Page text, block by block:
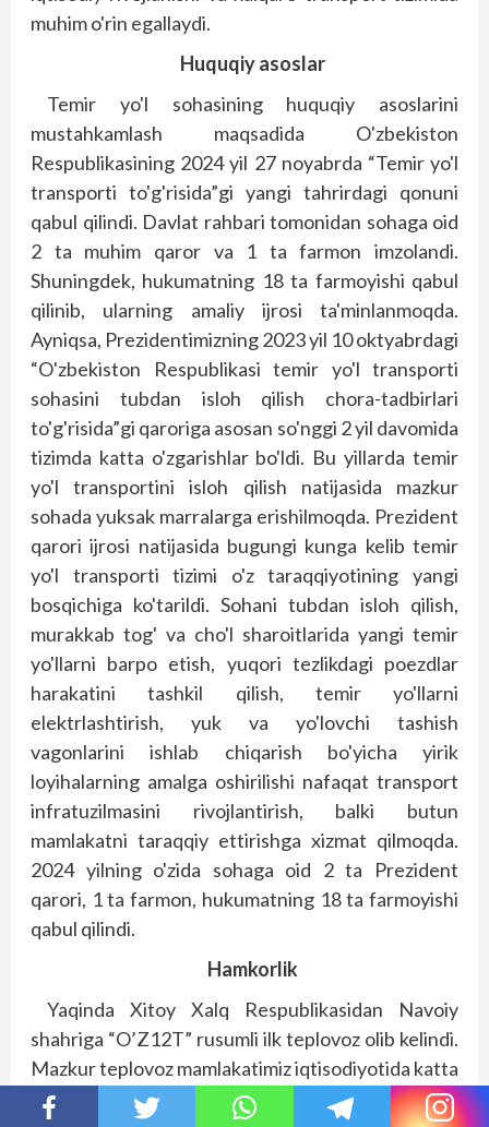
muhim o'rin egallaydi.
Huquqiyasoslar
Temir yo'l sohasining huquqiy asoslarini
mustahkamlash maqsadida O'zbekiston
Respublikasining 2024 yil 27 noyabrda “Temir yo'l
transporti to'g'risida”gi yangi tahrirdagi qonuni
qabul qilindi. Davlat rahbari tomonidan sohaga oid
2 ta muhim qaror va 1 ta farmon imzolandi.
Shuningdek, hukumatning 18 ta farmoyishi qabul
qilinib, ularning amaliy ijrosi ta'minlanmoqda.
Ayniqsa, Prezidentimizning 2023 yil 10 oktyabrdagi
“O'zbekiston Respublikasi temir yo'l transporti
sohasini tubdan isloh qilish chora-tadbirlari
to'g'risida”gi qaroriga asosan so'nggi 2 yil davomida
tizimda katta o'zgarishlar bo'ldi. Bu yillarda temir
yo'l transportini isloh qilish natijasida mazkur
sohada yuksak marralarga erishilmoqda. Prezident
qarori ijrosi natijasida bugungi kunga kelib temir
yo'l transporti tizimi o'z taraqqiyotining yangi
bosqichiga ko'tarildi. Sohani tubdan isloh qilish,
murakkab tog' va cho'l sharoitlarida yangi temir
yo'llarni barpo etish, yuqori tezlikdagi poezdlar
harakatini tashkil qilish, temir yo'llarni
elektrlashtirish, yuk va yo'lovchi tashish
vagonlarini ishlab chiqarish bo'yicha yirik
loyihalarning amalga oshirilishi nafaqat transport
infratuzilmasini rivojlantirish, balki butun
mamlakatni taraqqiy ettirishga xizmat qilmoqda.
2024 yilning o'zida sohaga oid 2 ta Prezident
qarori, 1 ta farmon, hukumatning 18 ta farmoyishi
qabul qilindi.
Hamkorlik
Yaqinda Xitoy Xalq Respublikasidan Navoiy
shahriga “O’Z12T” rusumli ilk teplovoz olib kelindi.
Mazkur teplovoz mamlakatimiz iqtisodiyotida katta
ahamiyatga ega bo'lgan “Navoiy kon-metallurgiya